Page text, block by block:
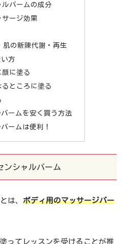
ルバームの成分
ージ効果
肌の新陳代謝・再生
方
に塗る
ところに塗る
ームを安く買う方法
ームは便利！
ンシャルバーム
とは、 ボディ用のマッサージバー
ってレッスンを受けることが推